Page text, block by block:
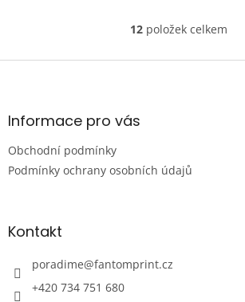
O
l
r
12 položek celkem
Z
aInformace pro vás
Obchodní podmínky
Podmínky ochrany osobních údajů
Kontakt
poradime@fantomprint.cz
+420 734 751 680